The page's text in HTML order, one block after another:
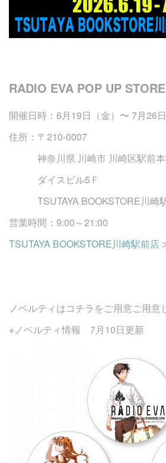
RADIO EVA POP UP
開催日時：6月19日（金）〜 7月26日
住所：〒210‐0007
神奈川県 川崎市 川崎区駅前本
ダイスビル5Ｆ
TSUTAYA BOOKSTORE川崎
営業時間：9:00～21:00
TSUTAYA BOOKSTORE川崎駅前店
ノベルティはコチラをご用意ご用意
※ノベルティ情報 7月10日更新